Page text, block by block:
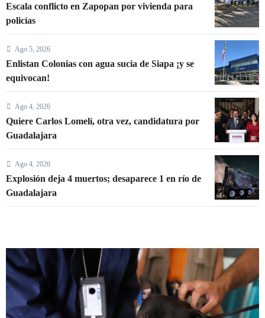
Escala conflicto en Zapopan por vivienda para
policías
Ago 5, 2026
Enlistan Colonias con agua sucia de Siapa ¡y se
equivocan!
Ago 4, 2026
Quiere Carlos Lomelí, otra vez, candidatura por
Guadalajara
Ago 4, 2026
Explosión deja 4 muertos; desaparece 1 en río de
Guadalajara